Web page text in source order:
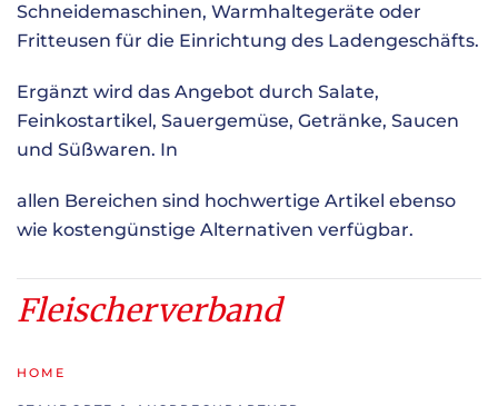
Schneidemaschinen, Warmhaltegeräte oder
Fritteusen für die Einrichtung des Ladengeschäfts.
Ergänzt wird das Angebot durch Salate,
Feinkostartikel, Sauergemüse, Getränke, Saucen
und Süßwaren. In
allen Bereichen sind hochwertige Artikel ebenso
wie kostengünstige Alternativen verfügbar.
Fleischerverband
HOME